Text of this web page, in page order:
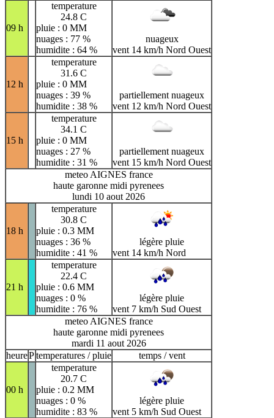
09 h
temperature
24.8 C
pluie : 0 MM
nuages : 77 %
humidite : 64 %
nuageux
vent 14 km/h Nord Ouest
12 h
temperature
31.6 C
pluie : 0 MM
nuages : 39 %
humidite : 38 %
partiellement nuageux
vent 12 km/h Nord Ouest
15 h
temperature
34.1 C
pluie : 0 MM
nuages : 27 %
humidite : 31 %
partiellement nuageux
vent 15 km/h Nord Ouest
meteo AIGNES france
haute garonne midi pyrenees
lundi 10 aout 2026
18 h
temperature
30.8 C
pluie : 0.3 MM
nuages : 36 %
humidite : 41 %
légère pluie
vent 14 km/h Nord
21 h
temperature
22.4 C
pluie : 0.6 MM
nuages : 0 %
humidite : 76 %
légère pluie
vent 7 km/h Sud Ouest
meteo AIGNES france
haute garonne midi pyrenees
mardi 11 aout 2026
heurePtemperatures / pluie temps / vent
00 h
temperature
20.7 C
pluie : 0.2 MM
nuages : 0 %
humidite : 83 %
légère pluie
vent 5 km/h Sud Ouest